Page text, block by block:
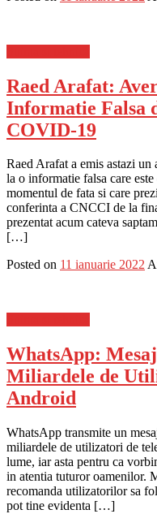
Raed Arafat:
Informatie Falsa
COVID-19
Raed Arafat a emis astazi
la o informatie falsa care
momentul de fata si care
conferinta a CNCCI de la
prezentat acum cateva
[…]
Posted on 11 ianuarie 2022
WhatsApp:
Miliardele de
Android
WhatsApp transmite un
miliardele de utilizatori de
lume, iar asta pentru ca
in atentia tuturor oamenilor.
recomanda utilizatorilor sa
pot tine evidenta […]